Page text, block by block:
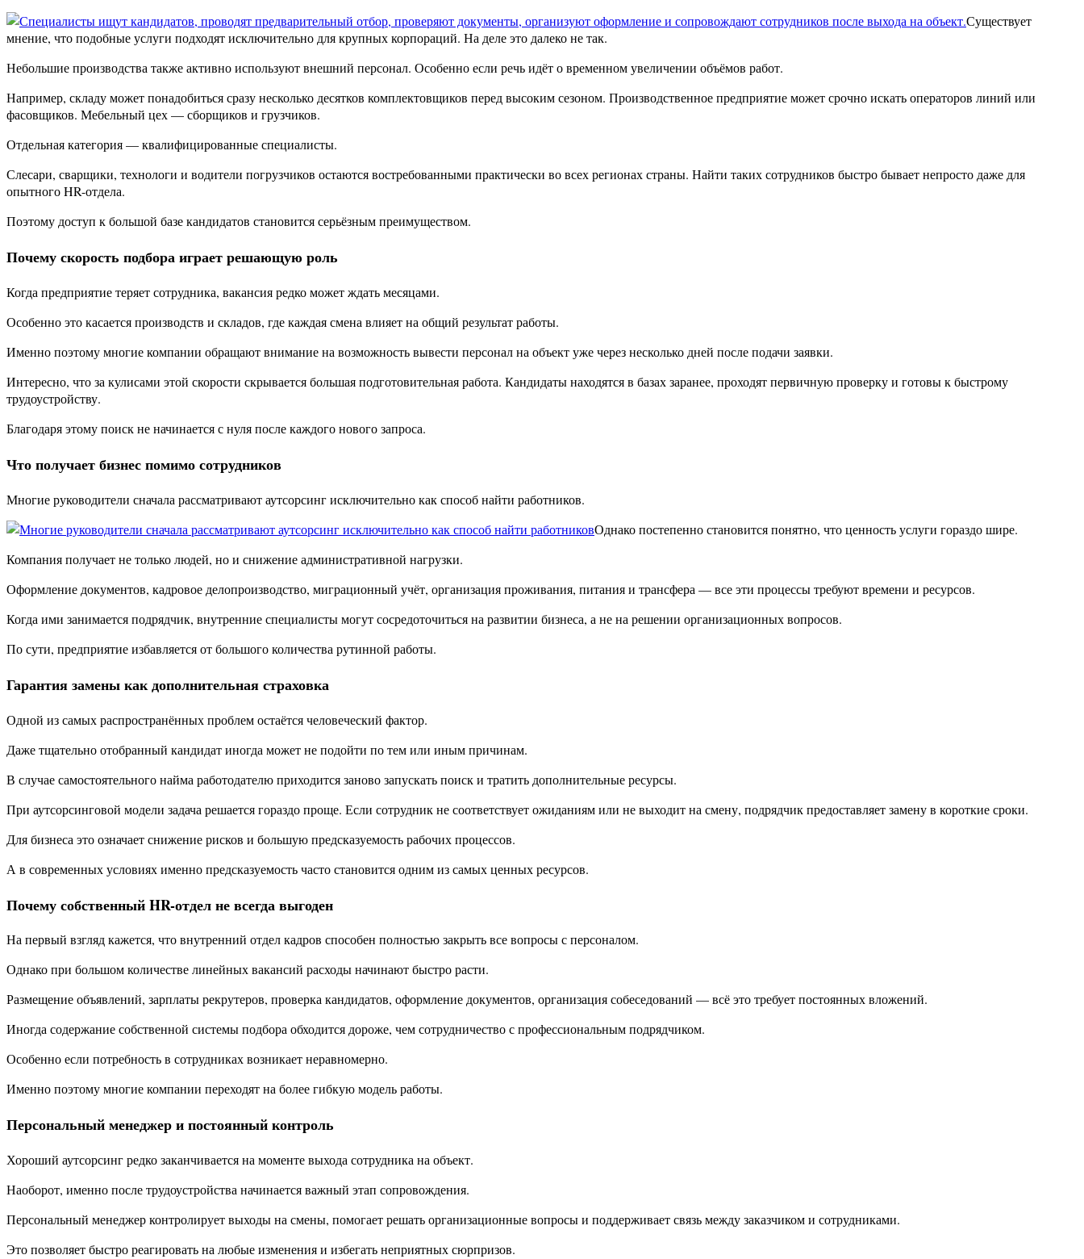
Существует
мнение, что подобные услуги подходят исключительно для крупных корпораций. На деле это далеко не так.
Небольшие производства также активно используют внешний персонал. Особенно если речь идёт о временном увеличении объёмов работ.
Например, складу может понадобиться сразу несколько десятков комплектовщиков перед высоким сезоном. Производственное предприятие может срочно искать операторов линий или
фасовщиков. Мебельный цех — сборщиков и грузчиков.
Отдельная категория — квалифицированные специалисты.
Слесари, сварщики, технологи и водители погрузчиков остаются востребованными практически во всех регионах страны. Найти таких сотрудников быстро бывает непросто даже для
опытного HR-отдела.
Поэтому доступ к большой базе кандидатов становится серьёзным преимуществом.
Почему скорость подбора играет решающую роль
Когда предприятие теряет сотрудника, вакансия редко может ждать месяцами.
Особенно это касается производств и складов, где каждая смена влияет на общий результат работы.
Именно поэтому многие компании обращают внимание на возможность вывести персонал на объект уже через несколько дней после подачи заявки.
Интересно, что за кулисами этой скорости скрывается большая подготовительная работа. Кандидаты находятся в базах заранее, проходят первичную проверку и готовы к быстрому
трудоустройству.
Благодаря этому поиск не начинается с нуля после каждого нового запроса.
Что получает бизнес помимо сотрудников
Многие руководители сначала рассматривают аутсорсинг исключительно как способ найти работников.
Однако постепенно становится понятно, что ценность услуги гораздо шире.
Компания получает не только людей, но и снижение административной нагрузки.
Оформление документов, кадровое делопроизводство, миграционный учёт, организация проживания, питания и трансфера — все эти процессы требуют времени и ресурсов.
Когда ими занимается подрядчик, внутренние специалисты могут сосредоточиться на развитии бизнеса, а не на решении организационных вопросов.
По сути, предприятие избавляется от большого количества рутинной работы.
Гарантия замены как дополнительная страховка
Одной из самых распространённых проблем остаётся человеческий фактор.
Даже тщательно отобранный кандидат иногда может не подойти по тем или иным причинам.
В случае самостоятельного найма работодателю приходится заново запускать поиск и тратить дополнительные ресурсы.
При аутсорсинговой модели задача решается гораздо проще. Если сотрудник не соответствует ожиданиям или не выходит на смену, подрядчик предоставляет замену в короткие сроки.
Для бизнеса это означает снижение рисков и большую предсказуемость рабочих процессов.
А в современных условиях именно предсказуемость часто становится одним из самых ценных ресурсов.
Почему собственный HR-отдел не всегда выгоден
На первый взгляд кажется, что внутренний отдел кадров способен полностью закрыть все вопросы с персоналом.
Однако при большом количестве линейных вакансий расходы начинают быстро расти.
Размещение объявлений, зарплаты рекрутеров, проверка кандидатов, оформление документов, организация собеседований — всё это требует постоянных вложений.
Иногда содержание собственной системы подбора обходится дороже, чем сотрудничество с профессиональным подрядчиком.
Особенно если потребность в сотрудниках возникает неравномерно.
Именно поэтому многие компании переходят на более гибкую модель работы.
Персональный менеджер и постоянный контроль
Хороший аутсорсинг редко заканчивается на моменте выхода сотрудника на объект.
Наоборот, именно после трудоустройства начинается важный этап сопровождения.
Персональный менеджер контролирует выходы на смены, помогает решать организационные вопросы и поддерживает связь между заказчиком и сотрудниками.
Это позволяет быстро реагировать на любые изменения и избегать неприятных сюрпризов.